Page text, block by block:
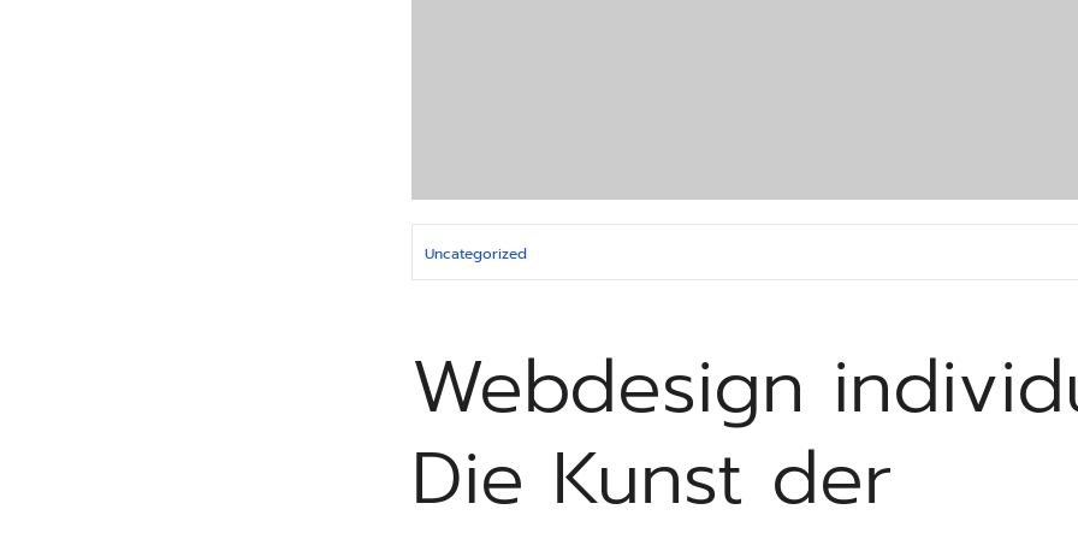
Uncategorized
Webdesign
Die Kunst der